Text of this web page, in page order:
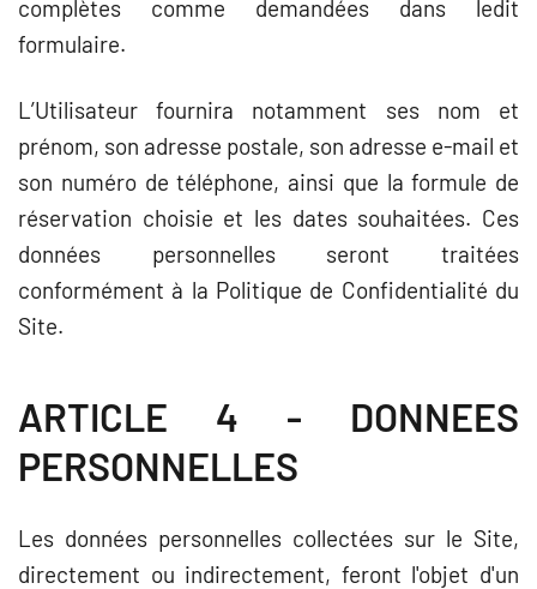
complètes comme demandées dans ledit
formulaire.
L’Utilisateur fournira notamment ses nom et
prénom, son adresse postale, son adresse e-mail et
son numéro de téléphone, ainsi que la formule de
réservation choisie et les dates souhaitées. Ces
données personnelles seront traitées
conformément à la Politique de Confidentialité du
Site.
ARTICLE 4 - DONNEES
PERSONNELLES
Les données personnelles collectées sur le Site,
directement ou indirectement, feront l'objet d'un